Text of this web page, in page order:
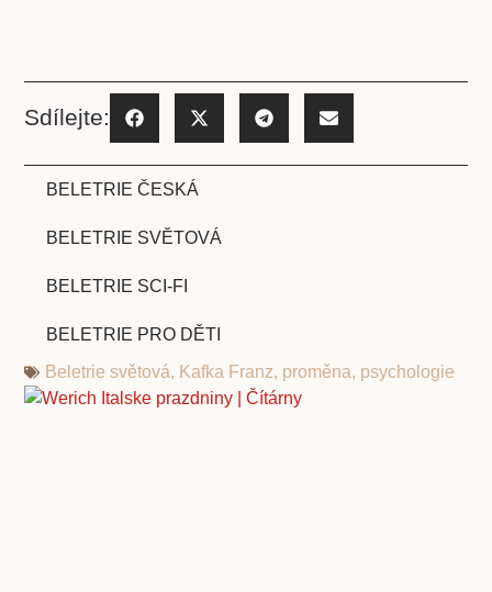
Sdílejte:
BELETRIE ČESKÁ
BELETRIE SVĚTOVÁ
BELETRIE SCI-FI
BELETRIE PRO DĚTI
Beletrie světová, Kafka Franz, proměna, psychologie